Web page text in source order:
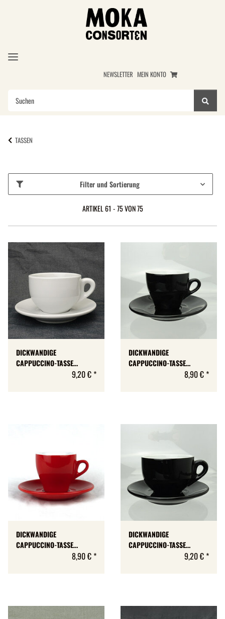
NEWSLETTER MEIN KONTO
TASSEN
Filter und Sortierung
ARTIKEL 61 - 75 VON 75
DICKWANDIGE
CAPPUCCINO-TASSE
»MILANO« | WEISS | NUOVA
9,20 € *
DICKWANDIGE
CAPPUCCINO-TASSE
»MILANO« | SCHWARZ |
8,90 € *
DICKWANDIGE
CAPPUCCINO-TASSE
»MILANO« | ROT | NUOVA
8,90 € *
DICKWANDIGE
CAPPUCCINO-TASSE
»MILANO« | SCHWARZ |
9,20 € *